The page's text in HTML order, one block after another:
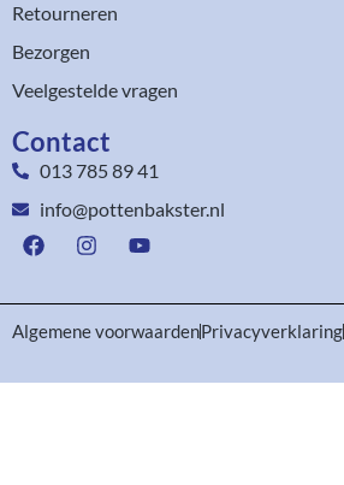
Retourneren
Bezorgen
Veelgestelde vragen
Contact
013 785 89 41
info@pottenbakster.nl
Algemene voorwaardenPrivacyverklaring